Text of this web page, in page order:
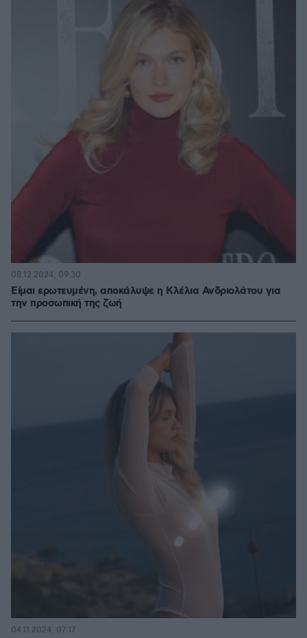
Είμαι ερωτευμένη, αποκάλυψε η Κλέλια Ανδριολάτου για
την προσωπική της ζωή
08.12.2024, 09:30
04.11.2024, 07:17